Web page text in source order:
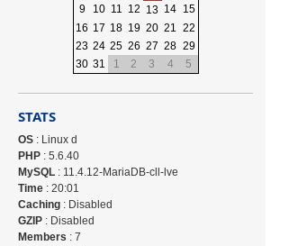
9
10 11 12 13 14 15
16 17 18 19 20 21 22
23 24 25 26 27 28 29
30 31 1 2 3 4 5
STATS
OS : Linux d
PHP : 5.6.40
MySQL : 11.4.12-MariaDB-cll-lve
Time : 20:01
Caching : Disabled
GZIP : Disabled
Members : 7